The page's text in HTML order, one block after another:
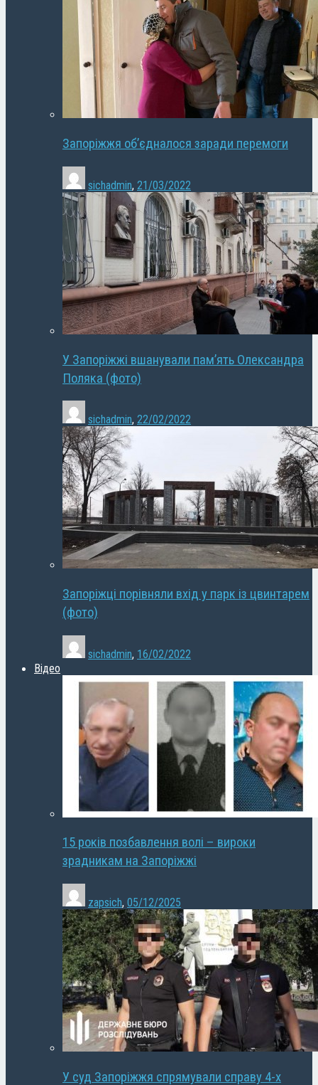
Запоріжжя об’єдналося заради перемоги
sichadmin, 21/03/2022
У Запоріжжі вшанували пам’ять Олександра
Поляка (фото)
sichadmin, 22/02/2022
Запоріжці порівняли вхід у парк із цвинтарем
(фото)
sichadmin, 16/02/2022
Відео
15 років позбавлення волі – вироки
зрадникам на Запоріжжі
zapsich, 05/12/2025
У суд Запоріжжя спрямували справу 4-х